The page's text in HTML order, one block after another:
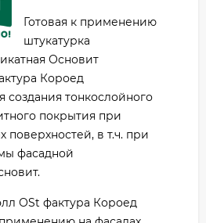
Готовая к применению
штукатурка
Основит
Короед
создания тонкослойного
покрытия при
поверхностей, в т.ч. при
фасадной
ОSt фактура Короед